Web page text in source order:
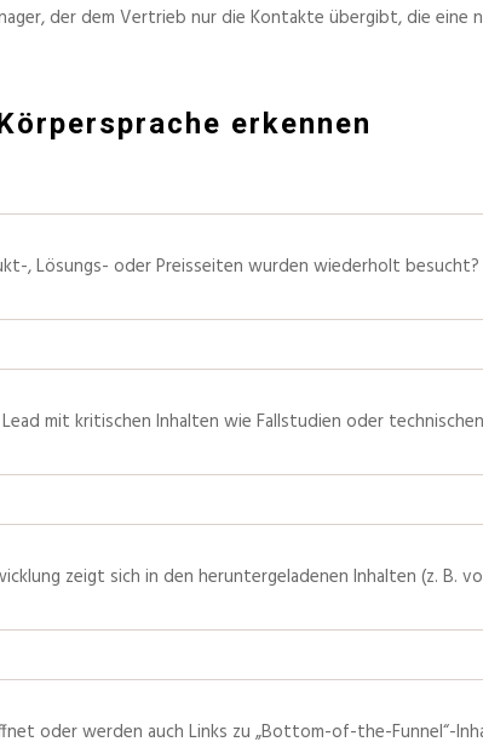
der dem Vertrieb nur die Kontakte übergibt, die eine
erkennen
, Lösungs- oder Preisseiten wurden wiederholt besucht?
mit kritischen Inhalten wie Fallstudien oder
zeigt sich in den heruntergeladenen Inhalten (z. B.
oder werden auch Links zu „Bottom-of-the-Funnel“-